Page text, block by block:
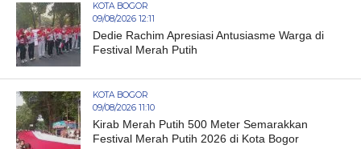
KOTA BOGOR
09/08/2026 12:11
Dedie Rachim Apresiasi Antusiasme Warga di
Festival Merah Putih
KOTA BOGOR
09/08/2026 11:10
Kirab Merah Putih 500 Meter Semarakkan
Festival Merah Putih 2026 di Kota Bogor